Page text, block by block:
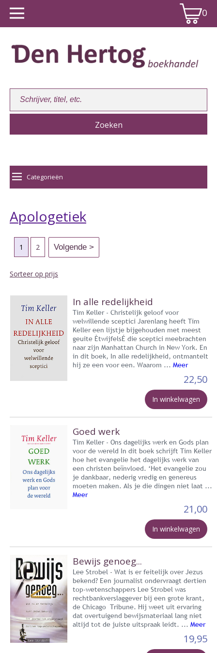
0
Winkelwagen:0
Categorieën
Apologetiek
1 2
Sorteer op prijs
In alle redelijkheid
Tim Keller - Christelijk geloof voor
welwillende sceptici Jarenlang heeft Tim
Keller een lijstje bijgehouden met meest
geuite ÈtwijfelsÉ die sceptici meebrachten
naar zijn Manhattan Church in New York. En
in dit boek, In alle redelijkheid, ontmantelt
hij ze een voor een. Waarom ... Meer
22,50
In winkelwagen
Goed werk
Tim Keller - Ons dagelijks werk en Gods plan
voor de wereld In dit boek schrijft Tim Keller
hoe het evangelie het dagelijks werk van
een christen beïnvloed. ‘Het evangelie zou
je dankbaar, nederig vredig en genereus
moeten maken. Als je die dingen niet laat ...
Meer
21,00
In winkelwagen
Bewijs genoeg...
Lee Strobel - Wat is er feitelijk over Jezus
bekend? Een journalist ondervraagt dertien
top-wetenschappers Lee Strobel was
rechtbankverslaggever bij een grote krant,
de Chicago Tribune. Hij weet uit ervaring
dat overtuigend bewijsmateriaal lang niet
altijd tot de juiste uitspraak leidt. ... Meer
19,95